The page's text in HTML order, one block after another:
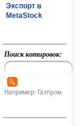
Экспорт в
MetaStock
Поиск котировок:
Например: Газпром